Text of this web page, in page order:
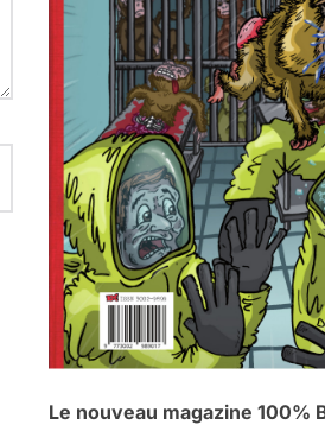
Le nouveau magazine 100%